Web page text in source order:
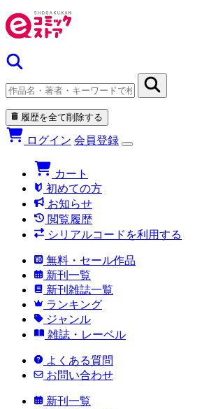
履歴を全て削除する
ログイン 会員登録
カート
初めての方
お知らせ
閲覧履歴
シリアルコードを利用する
無料・セール作品
新刊一覧
新刊雑誌一覧
ランキング
ジャンル
雑誌・レーベル
よくある質問
お問い合わせ
新刊一覧